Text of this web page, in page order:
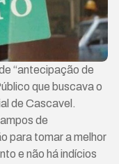
“antecipação de
que buscava o
de Cascavel.
de
para tomar a melhor
e não há indícios